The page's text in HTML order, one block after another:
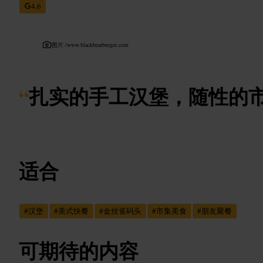
4.6
图片 /www.blackbearburger.com
“扎实的手工汉堡，随性的
适合
#汉堡 #美式快餐 #金丝雀码头 #市集美食 #朋友聚餐
可期待的内容